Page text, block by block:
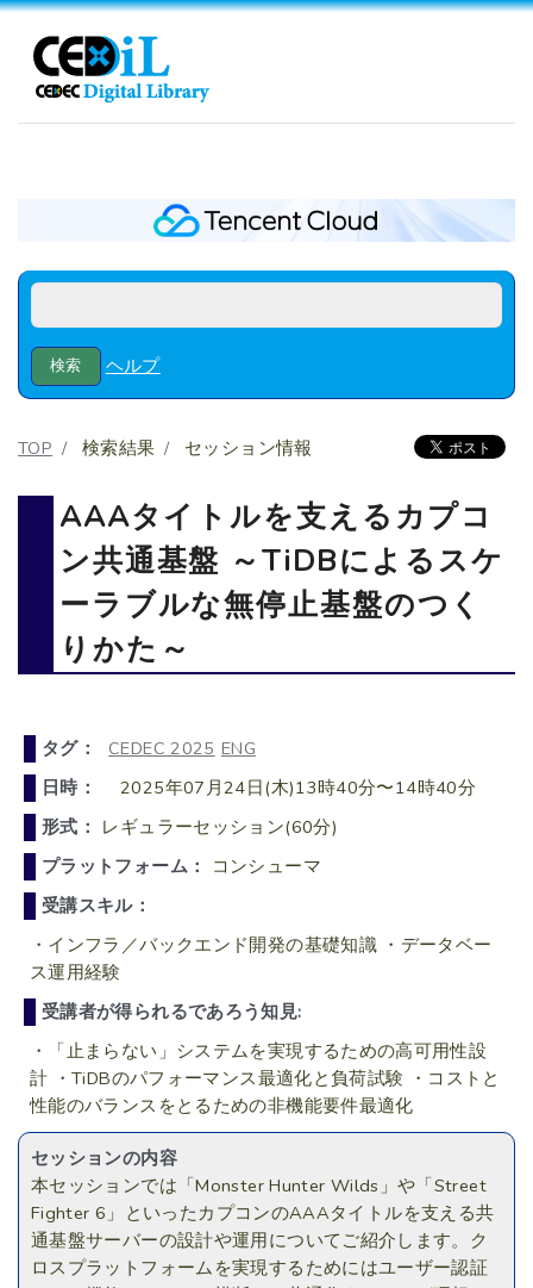
ヘルプ
TOP 検索結果 セッション情報
AAAタイトルを支えるカプコ
ン共通基盤 ～TiDBによるスケ
ーラブルな無停止基盤のつく
りかた～
タグ： CEDEC 2025 ENG
日時：
2025年07月24日(木)13時40分〜14時40分
形式： レギュラーセッション(60分)
プラットフォーム：
コンシューマ
受講スキル：
・インフラ／バックエンド開発の基礎知識 ・データベー
ス運用経験
受講者が得られるであろう知見:
・「止まらない」システムを実現するための高可用性設
計 ・TiDBのパフォーマンス最適化と負荷試験 ・コストと
性能のバランスをとるための非機能要件最適化
セッションの内容
本セッションでは「Monster Hunter Wilds」や「Street
Fighter 6」といったカプコンのAAAタイトルを支える共
通基盤サーバーの設計や運用についてご紹介します。ク
ロスプラットフォームを実現するためにはユーザー認証